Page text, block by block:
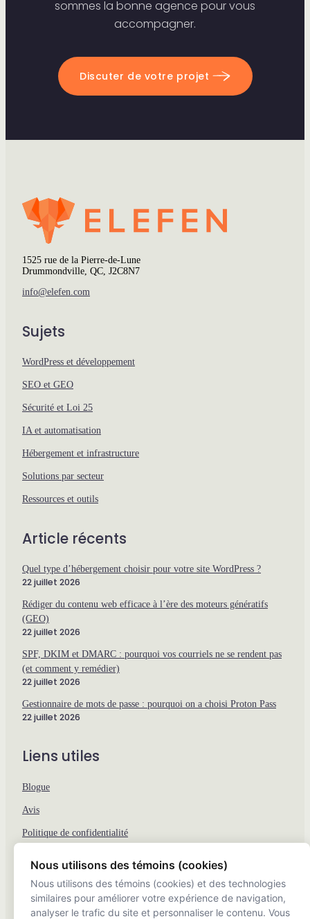
sommes la bonne agence pour vous
accompagner.
Discuter de votre projet
1525 rue de la Pierre-de-Lune
Drummondville, QC, J2C8N7
info@elefen.com
Sujets
WordPress et développement
SEO et GEO
Sécurité et Loi 25
IA et automatisation
Hébergement et infrastructure
Solutions par secteur
Ressources et outils
Article récents
Quel type d’hébergement choisir pour votre site WordPress ?
22 juillet 2026
Rédiger du contenu web efficace à l’ère des moteurs génératifs
(GEO)
22 juillet 2026
SPF, DKIM et DMARC : pourquoi vos courriels ne se rendent pas
(et comment y remédier)
22 juillet 2026
Gestionnaire de mots de passe : pourquoi on a choisi Proton Pass
22 juillet 2026
Liens utiles
Blogue
Avis
Politique de confidentialité
Elefen Audio
Écoresponsabilité
Nous utilisons des témoins (cookies)
Nous utilisons des témoins (cookies) et des technologies
similaires pour améliorer votre expérience de navigation,
analyser le trafic du site et personnaliser le contenu. Vous